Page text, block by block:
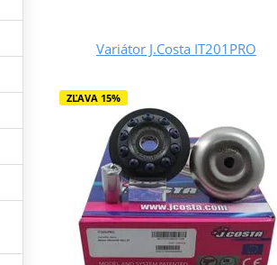
Variátor J.Costa IT201PRO
ZĽAVA 15%